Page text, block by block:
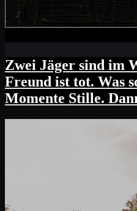
Zwei Jäger sind im
Freund ist tot. Was
Momente Stille.